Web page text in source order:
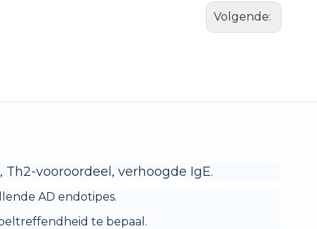
Volgende:
vooroordeel, verhoogde IgE.
AD endotipes.
te bepaal.